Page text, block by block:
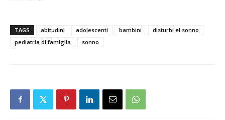
TAGS abitudini adolescenti bambini
disturbi el sonno
pediatria di famiglia
sonno